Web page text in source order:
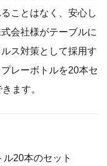
ことはなく、安心し
会社様がテーブルに
ス対策として採用す
レーボトルを20本セ
ます。
20本のセット